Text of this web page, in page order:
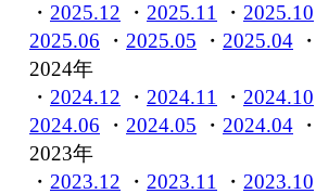
・ 2025.12 ・ 2025.11 ・ 2025.10
2025.06 ・ 2025.05 ・ 2025.04
2024年
・ 2024.12 ・ 2024.11 ・ 2024.10
2024.06 ・ 2024.05 ・ 2024.04
2023年
・ 2023.12 ・ 2023.11 ・ 2023.10